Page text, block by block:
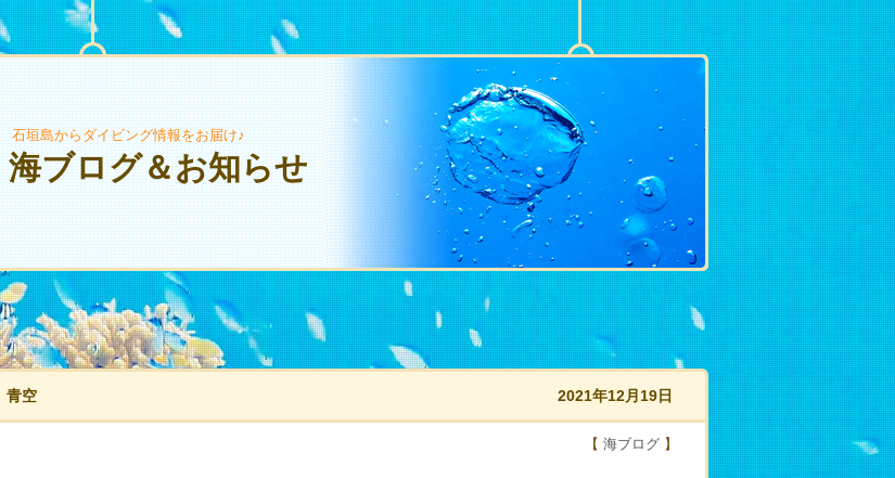
石垣島からダイビング情報をお届け♪
海ブログ＆お知らせ
青空 2021年12月19日
【 海ブログ 】